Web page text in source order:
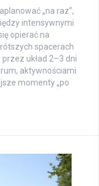
„na raz”,
intensywnymi
opierać na
spacerach
układ 2–3 dni
aktywnościami
momenty „po